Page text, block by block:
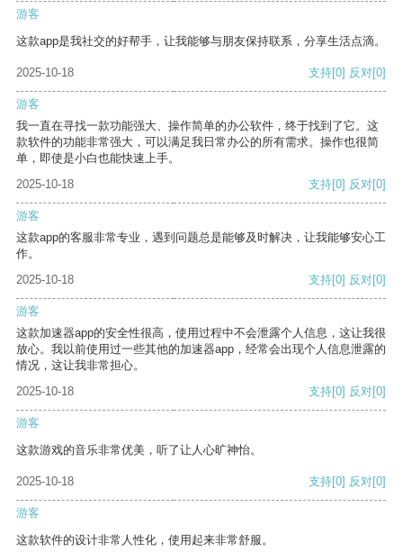
游客
这款app是我社交的好帮手，让我能够与朋友保持联系，分享生活点滴。
2025-10-18 支持[0] 反对[0]
游客
我一直在寻找一款功能强大、操作简单的办公软件，终于找到了它。这
款软件的功能非常强大，可以满足我日常办公的所有需求。操作也很简
单，即使是小白也能快速上手。
2025-10-18
支持[0] 反对[0]
游客
这款app的客服非常专业，遇到问题总是能够及时解决，让我能够安心工
作。
2025-10-18
支持[0] 反对[0]
游客
这款加速器app的安全性很高，使用过程中不会泄露个人信息，这让我很
放心。我以前使用过一些其他的加速器app，经常会出现个人信息泄露的
情况，这让我非常担心。
2025-10-18
支持[0] 反对[0]
游客
这款游戏的音乐非常优美，听了让人心旷神怡。
2025-10-18 支持[0] 反对[0]
游客
这款软件的设计非常人性化，使用起来非常舒服。